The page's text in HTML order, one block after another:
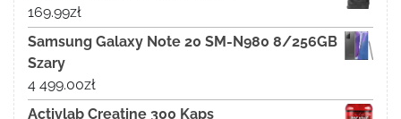
169.99zł
Samsung Galaxy Note 20 SM-N980 8/256GB
Szary
4 499.00zł
Activlab Creatine 300 Kaps